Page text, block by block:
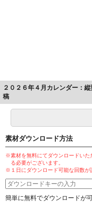
２０２６年４月カレンダー：
稿
素材ダウンロード方法
※素材を無料にてダウンロードいた
る必要がございます。
※１日にダウンロード可能な回数が
簡単に無料でダウンロードが